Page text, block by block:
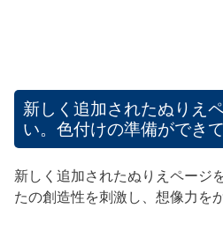
新しく追加されたぬりえ
い。色付けの準備ができ
新しく追加されたぬりえページ
たの創造性を刺激し、想像力を